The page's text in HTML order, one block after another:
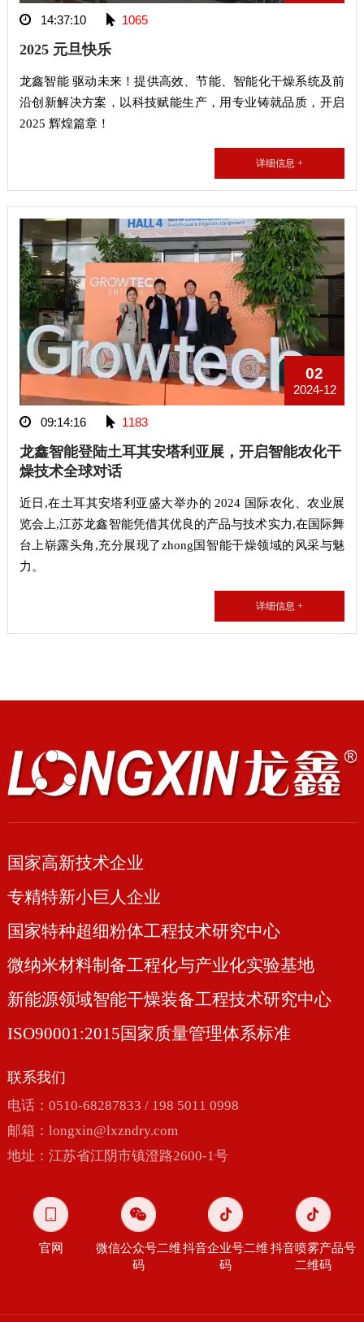
14:37:10 1065
2025 元旦快乐
龙鑫智能 驱动未来！提供高效、节能、智能化干燥系统及前
沿创新解决方案，以科技赋能生产，用专业铸就品质，开启
2025 辉煌篇章！
详细信息 +
02
2024-12
09:14:16 1183
龙鑫智能登陆土耳其安塔利亚展，开启智能农化干
燥技术全球对话
近日,在土耳其安塔利亚盛大举办的 2024 国际农化、农业展
览会上,江苏龙鑫智能凭借其优良的产品与技术实力,在国际舞
台上崭露头角,充分展现了zhong国智能干燥领域的风采与魅
力。
详细信息 +
国家高新技术企业
专精特新小巨人企业
国家特种超细粉体工程技术研究中心
微纳米材料制备工程化与产业化实验基地
新能源领域智能干燥装备工程技术研究中心
ISO90001:2015国家质量管理体系标准
联系我们
电话：0510-68287833 / 198 5011 0998
邮箱： longxin@lxzndry.com
地址：江苏省江阴市镇澄路2600-1号
官网
微信公众号二维
码
抖音企业号二维
码
抖音喷雾产品号
二维码